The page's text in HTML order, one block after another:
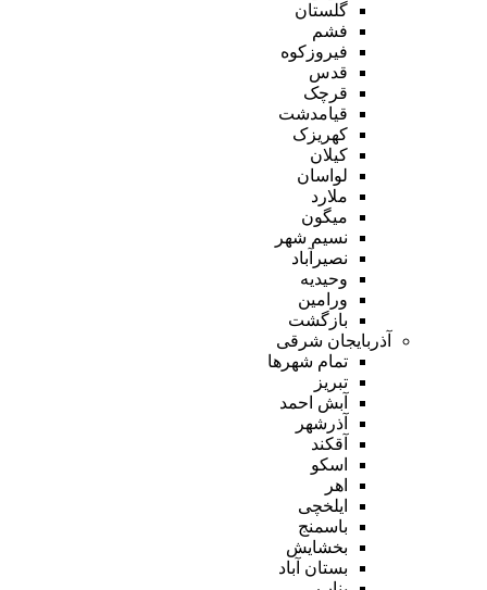
گلستان
فشم
فیروزکوه
قدس
قرچک
قیامدشت
کهریزک
کیلان
لواسان
ملارد
میگون
نسیم شهر
نصیرآباد
وحیدیه
ورامین
بازگشت
آذربایجان شرقی
تمام شهر‌ها
تبریز
آبش احمد
آذرشهر
آقکند
اسکو
اهر
ایلخچی
باسمنج
بخشایش
بستان آباد